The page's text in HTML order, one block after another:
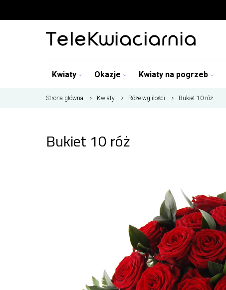
Kwiaty Okazje Kwiaty na pogrzeb
Strona główna Kwiaty Róże wg ilości Bukiet 10 róż
Bukiet 10 róż